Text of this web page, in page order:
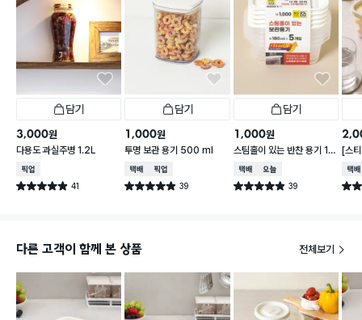
담기
3,000원
다용도 과실주병 1.2L
매장픽업
별점 4.9점 41
건 작성
담기
1,000원
투명 보관 용기 500 ml
택배배송매장픽업
별점 4.9점 39
건 작성
담기
1,000원
스팀홀이 있는 반찬 용기 18
0 ml 5개입
택배배송오늘배송
별점 4.9점 39
건 작성
[스
가
택배
별점
다른 고객이 함께 본 상품 전체보기